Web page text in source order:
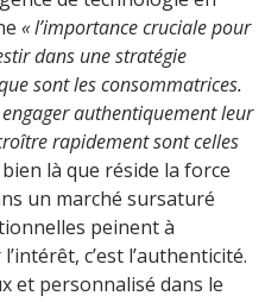
« l’importance cruciale pour
dans une stratégie
sont les consommatrices.
authentiquement leur
rapidement sont celles
bien là que réside la force
un marché sursaturé
peinent à
c’est l’authenticité.
et personnalisé dans le